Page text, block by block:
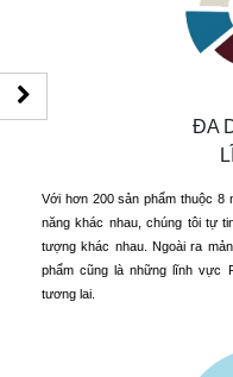
ĐA
Với hơn 200 sản phẩm thuộc 8
năng khác nhau, chúng tôi tự
tượng khác nhau. Ngoài ra
phẩm cũng là những lĩnh vực
tương lai.